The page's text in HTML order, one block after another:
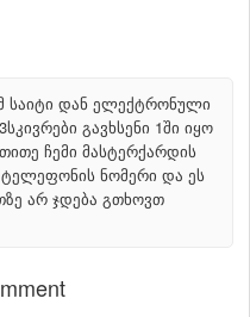
საიტი დან ელექტრონული
გავხსენი 1ში იყო
ჩემი მასტერქარდის
ნომერი და ეს
არ ჯდება გთხოვთ